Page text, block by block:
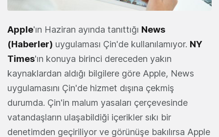
Apple'ın Haziran ayında tanıttığı News
(Haberler) uygulaması Çin'de kullanılamıyor. NY
Times'ın konuya birinci dereceden yakın
kaynaklardan aldığı bilgilere göre Apple, News
uygulamasını Çin'de hizmet dışına çekmiş
durumda. Çin'in malum yasaları çerçevesinde
vatandaşların ulaşabildiği içerikler sıkı bir
denetimden geçiriliyor ve görünüşe bakılırsa Apple